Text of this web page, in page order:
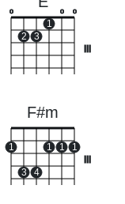
o
2 3
1
o o
F#m
1
3 4
1 1 1